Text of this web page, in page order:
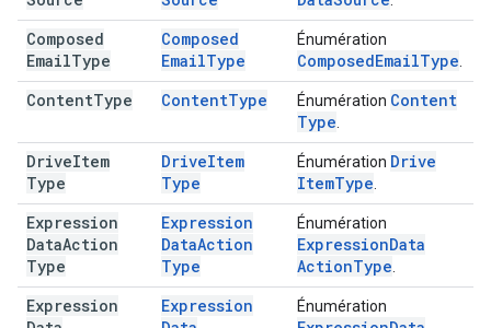
Composed
EmailType
Composed
EmailType
Énumération
ComposedEmailType
ContentType ContentType Énumération Content
Type
DriveItem
Type
DriveItem
Type
Énumération Drive
ItemType
Expression
DataAction
Type
Expression
DataAction
Type
Énumération
ExpressionData
ActionType
Expression
Expression
Énumération